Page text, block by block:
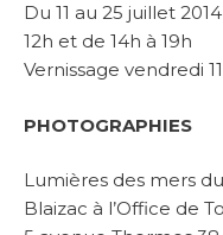
Du 11 au 25 juillet
12h et de 14h à 19h
Vernissage vendredi
PHOTOGRAPHIES
Lumières des mers
Blaizac à l’Office de